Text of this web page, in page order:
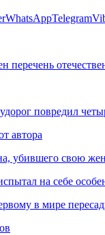
WhatsAppTelegram
перечень
повредил
автора
убившего свою
на себе
в мире